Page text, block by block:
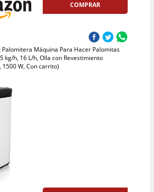
COMPRAR
Palomitera Máquina Para Hacer Palomitas
kg/h, 16 L/h, Olla con Revestimiento
W, Con carrito)